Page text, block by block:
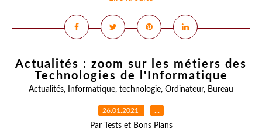
Actualités : zoom sur les métiers des
Technologies de l'Informatique
Actualités, Informatique, technologie, Ordinateur, Bureau
26.01.2021 …
Par Tests et Bons Plans